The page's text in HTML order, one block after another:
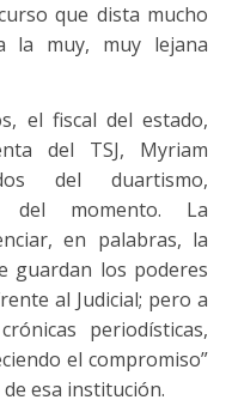
que dista mucho
la muy, muy lejana
el fiscal del estado,
del TSJ, Myriam
del duartismo,
del momento. La
en palabras, la
guardan los poderes
al Judicial; pero a
periodísticas,
el compromiso”
esa institución.